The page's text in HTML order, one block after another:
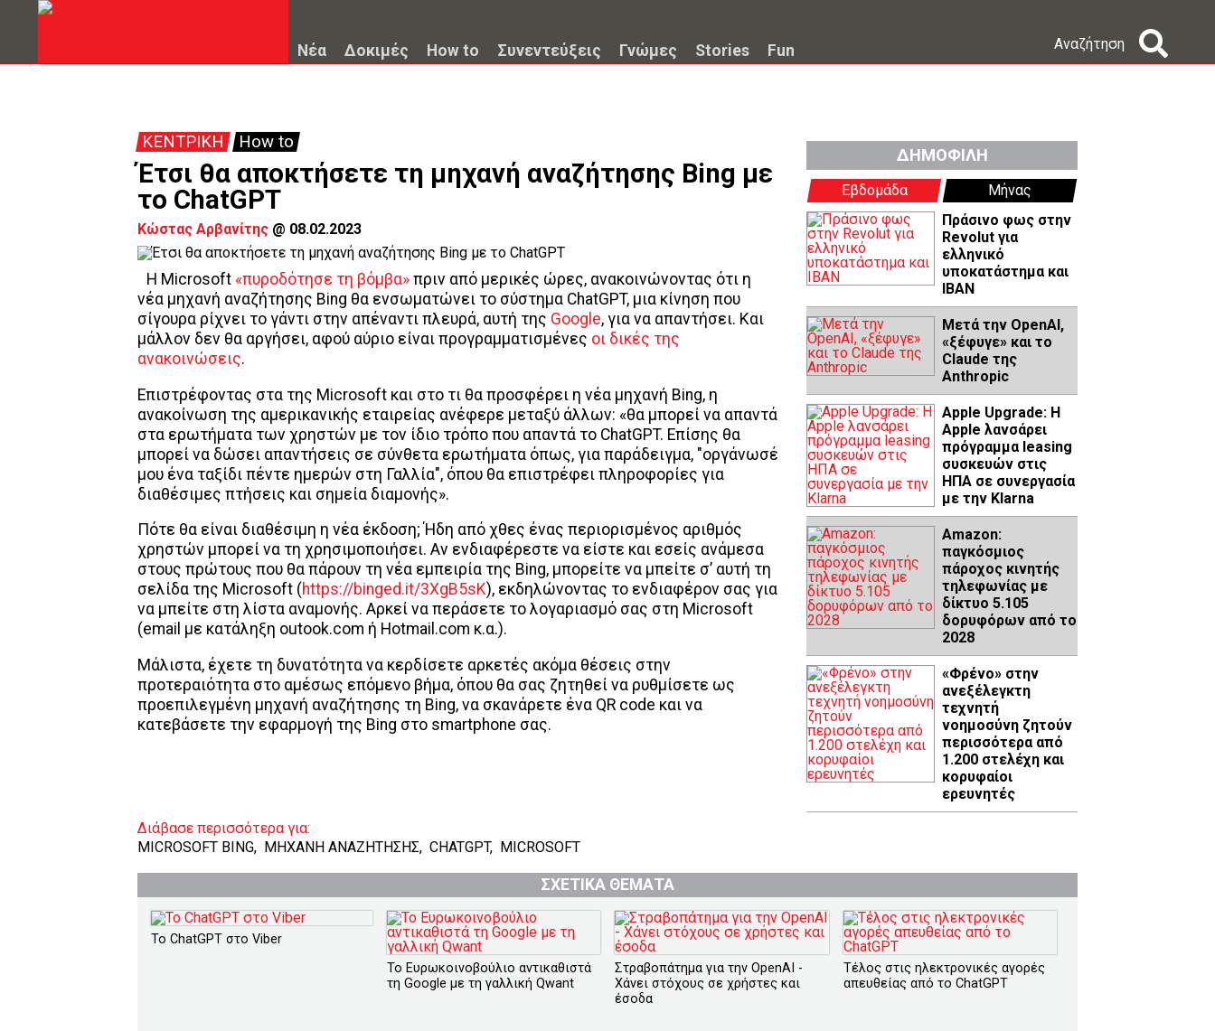
Νέα Δοκιμές How to Συνεντεύξεις Γνώμες Stories Fun Αναζήτηση
ΚΕΝΤΡΙΚΗ How to
Έτσι θα αποκτήσετε τη μηχανή αναζήτησης Bing με
το ChatGPT
Κώστας Αρβανίτης @ 08.02.2023
Η Microsoft «πυροδότησε τη βόμβα» πριν από μερικές ώρες, ανακοινώνοντας ότι η
νέα μηχανή αναζήτησης Bing θα ενσωματώνει το σύστημα ChatGPT, μια κίνηση που
σίγουρα ρίχνει το γάντι στην απέναντι πλευρά, αυτή της Google, για να απαντήσει. Και
μάλλον δεν θα αργήσει, αφού αύριο είναι προγραμματισμένες οι δικές της
ανακοινώσεις.
Επιστρέφοντας στα της Microsoft και στο τι θα προσφέρει η νέα μηχανή Bing, η
ανακοίνωση της αμερικανικής εταιρείας ανέφερε μεταξύ άλλων: «θα μπορεί να απαντά
στα ερωτήματα των χρηστών με τον ίδιο τρόπο που απαντά το ChatGPT. Επίσης θα
μπορεί να δώσει απαντήσεις σε σύνθετα ερωτήματα όπως, για παράδειγμα, "οργάνωσέ
μου ένα ταξίδι πέντε ημερών στη Γαλλία", όπου θα επιστρέφει πληροφορίες για
διαθέσιμες πτήσεις και σημεία διαμονής».
Πότε θα είναι διαθέσιμη η νέα έκδοση; Ήδη από χθες ένας περιορισμένος αριθμός
χρηστών μπορεί να τη χρησιμοποιήσει. Αν ενδιαφέρεστε να είστε και εσείς ανάμεσα
στους πρώτους που θα πάρουν τη νέα εμπειρία της Bing, μπορείτε να μπείτε σ’ αυτή τη
σελίδα της Microsoft (https://binged.it/3XgB5sK), εκδηλώνοντας το ενδιαφέρον σας για
να μπείτε στη λίστα αναμονής. Αρκεί να περάσετε το λογαριασμό σας στη Microsoft
(email με κατάληξη outook.com ή Hotmail.com κ.α.).
Μάλιστα, έχετε τη δυνατότητα να κερδίσετε αρκετές ακόμα θέσεις στην
προτεραιότητα στο αμέσως επόμενο βήμα, όπου θα σας ζητηθεί να ρυθμίσετε ως
προεπιλεγμένη μηχανή αναζήτησης τη Bing, να σκανάρετε ένα QR code και να
κατεβάσετε την εφαρμογή της Bing στο smartphone σας.
ΔΗΜΟΦΙΛΗ
Εβδομάδα
Μήνας
Πράσινο φως στην
Revolut για
ελληνικό
υποκατάστημα και
IBAN
Μετά την OpenAI,
«ξέφυγε» και το
Claude της
Anthropic
Apple Upgrade: Η
Apple λανσάρει
πρόγραμμα leasing
συσκευών στις
ΗΠΑ σε συνεργασία
με την Klarna
Amazon:
παγκόσμιος
πάροχος κινητής
τηλεφωνίας με
δίκτυο 5.105
δορυφόρων από το
2028
«Φρένο» στην
ανεξέλεγκτη
τεχνητή
νοημοσύνη ζητούν
περισσότερα από
1.200 στελέχη και
κορυφαίοι
ερευνητές
Διάβασε περισσότερα για:
MICROSOFT BING, ΜΗΧΑΝΗ ΑΝΑΖΗΤΗΣΗΣ, CHATGPT, MICROSOFT
ΣΧΕΤΙΚΑ ΘΕΜΑΤΑ
Το ChatGPT στο Viber
Το Ευρωκοινοβούλιο αντικαθιστά
τη Google με τη γαλλική Qwant
Στραβοπάτημα για την OpenAI -
Χάνει στόχους σε χρήστες και
έσοδα
Τέλος στις ηλεκτρονικές αγορές
απευθείας από το ChatGPT